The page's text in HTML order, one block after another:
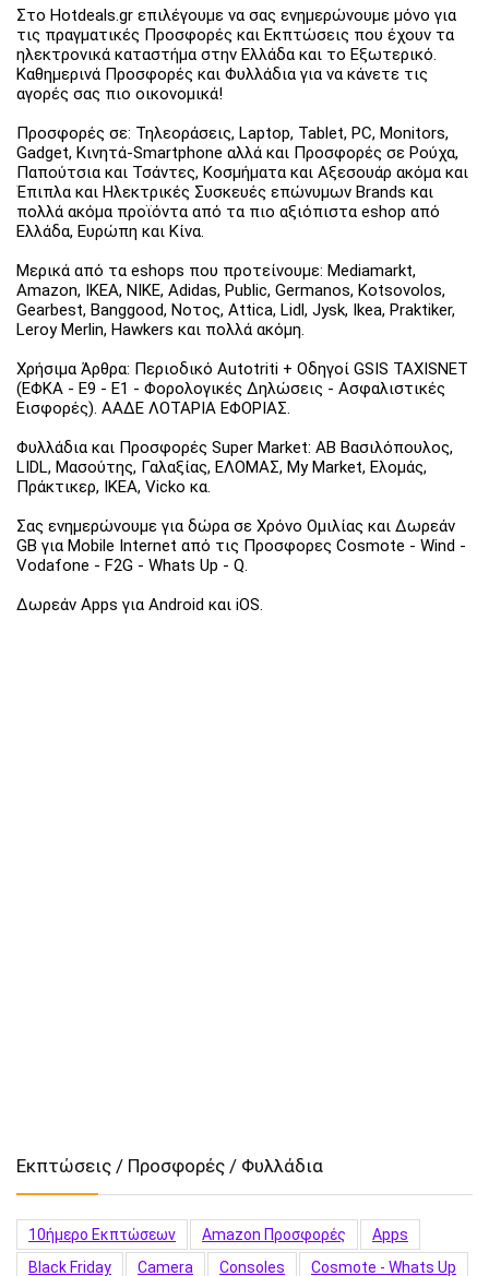
Στο Hotdeals.gr επιλέγουμε να σας ενημερώνουμε μόνο για
τις πραγματικές Προσφορές και Εκπτώσεις που έχουν τα
ηλεκτρονικά καταστήμα στην Ελλάδα και το Εξωτερικό.
Καθημερινά Προσφορές και Φυλλάδια για να κάνετε τις
αγορές σας πιο οικονομικά!
Προσφορές σε: Τηλεοράσεις, Laptop, Tablet, PC, Monitors,
Gadget, Κινητά-Smartphone αλλά και Προσφορές σε Ρούχα,
Παπούτσια και Τσάντες, Κοσμήματα και Αξεσουάρ ακόμα και
Έπιπλα και Ηλεκτρικές Συσκευές επώνυμων Brands και
πολλά ακόμα προϊόντα από τα πιο αξιόπιστα eshop από
Ελλάδα, Ευρώπη και Κίνα.
Μερικά από τα eshops που προτείνουμε: Mediamarkt,
Amazon, IKEA, NIKE, Adidas, Public, Germanos, Kotsovolos,
Gearbest, Banggood, Νοτος, Attica, Lidl, Jysk, Ikea, Praktiker,
Leroy Merlin, Hawkers και πολλά ακόμη.
Χρήσιμα Άρθρα: Περιοδικό Autotriti + Οδηγοί GSIS TAXISNET
(ΕΦΚΑ - Ε9 - Ε1 - Φορολογικές Δηλώσεις - Ασφαλιστικές
Εισφορές). ΑΑΔΕ ΛΟΤΑΡΙΑ ΕΦΟΡΙΑΣ.
Φυλλάδια και Προσφορές Super Market: ΑΒ Βασιλόπουλος,
LIDL, Μασούτης, Γαλαξίας, ΕΛΟΜΑΣ, My Market, Ελομάς,
Πράκτικερ, ΙΚΕΑ, Vicko κα.
Σας ενημερώνουμε για δώρα σε Χρόνο Ομιλίας και Δωρεάν
GB για Mobile Internet από τις Προσφορες Cosmote - Wind -
Vodafone - F2G - Whats Up - Q.
Δωρεάν Apps για Android και iOS.
Εκπτώσεις / Προσφορές / Φυλλάδια
10ήμερο Εκπτώσεων Amazon Προσφορές
Apps
Black Friday
Camera Consoles
Cosmote - Whats Up